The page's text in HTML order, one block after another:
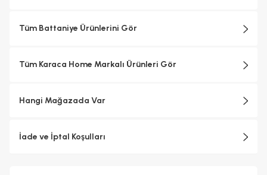
Tüm Battaniye Ürünlerini Gör
Tüm Karaca Home Markalı Ürünleri Gör
Hangi Mağazada Var
İade ve İptal Koşulları